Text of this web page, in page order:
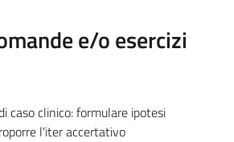
e/o esercizi
caso clinico: formulare ipotesi
l'iter accertativo